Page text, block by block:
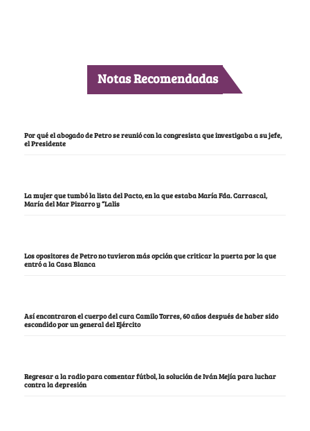
Notas Recomendadas
Por qué el abogado de Petro se reunió con la congresista que investigaba a su jefe,
el Presidente
La mujer que tumbó la lista del Pacto, en la que estaba María Fda. Carrascal,
María del Mar Pizarro y “Lalis
Los opositores de Petro no tuvieron más opción que criticar la puerta por la que
entró a la Casa Blanca
Así encontraron el cuerpo del cura Camilo Torres, 60 años después de haber sido
escondido por un general del Ejército
Regresar a la radio para comentar fútbol, la solución de Iván Mejía para luchar
contra la depresión